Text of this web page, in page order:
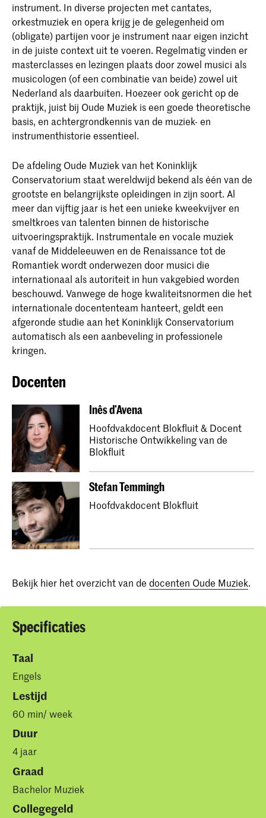
instrument. In diverse projecten met cantates,
orkestmuziek en opera krijg je de gelegenheid om
(obligate) partijen voor je instrument naar eigen inzicht
in de juiste context uit te voeren. Regelmatig vinden er
masterclasses en lezingen plaats door zowel musici als
musicologen (of een combinatie van beide) zowel uit
Nederland als daarbuiten. Hoezeer ook gericht op de
praktijk, juist bij Oude Muziek is een goede theoretische
basis, en achtergrondkennis van de muziek- en
instrumenthistorie essentieel.
De afdeling Oude Muziek van het Koninklijk
Conservatorium staat wereldwijd bekend als één van de
grootste en belangrijkste opleidingen in zijn soort. Al
meer dan vijftig jaar is het een unieke kweekvijver en
smeltkroes van talenten binnen de historische
uitvoeringspraktijk. Instrumentale en vocale muziek
vanaf de Middeleeuwen en de Renaissance tot de
Romantiek wordt onderwezen door musici die
internationaal als autoriteit in hun vakgebied worden
beschouwd. Vanwege de hoge kwaliteitsnormen die het
internationale docententeam hanteert, geldt een
afgeronde studie aan het Koninklijk Conservatorium
automatisch als een aanbeveling in professionele
kringen.
Docenten
Inês d’Avena
Hoofdvakdocent Blokfluit & Docent
Historische Ontwikkeling van de
Blokfluit
Stefan Temmingh
Hoofdvakdocent Blokfluit
Bekijk hier het overzicht van de docenten Oude Muziek.
Specificaties
Taal
Engels
Lestijd
60 min/ week
Duur
4 jaar
Graad
Bachelor Muziek
Collegegeld